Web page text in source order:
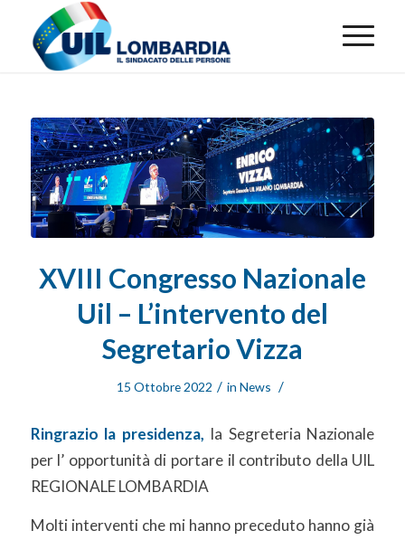
XVIII Congresso Nazionale
Uil – L’intervento del
Segretario Vizza
15 Ottobre 2022 / in News /
Ringrazio la presidenza, la Segreteria Nazionale
per l’ opportunità di portare il contributo della UIL
REGIONALE LOMBARDIA
Molti interventi che mi hanno preceduto hanno già